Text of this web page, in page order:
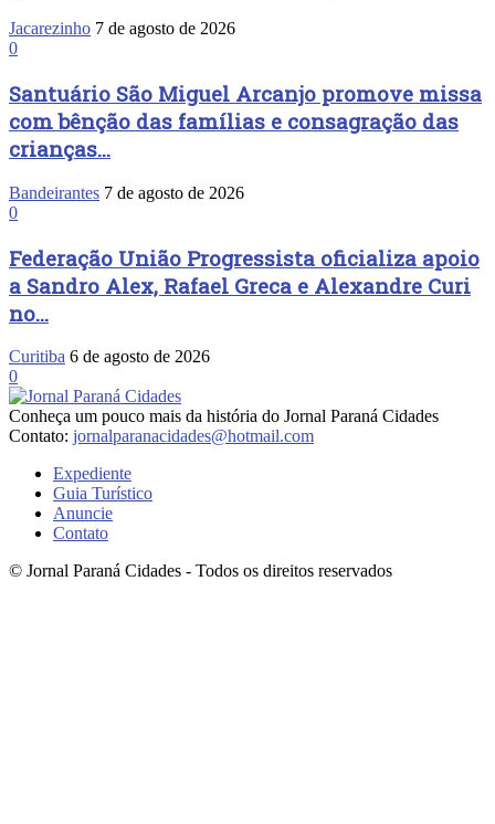
Jacarezinho 7 de agosto de 2026
0
Santuário São Miguel Arcanjo promove missa
com bênção das famílias e consagração das
crianças...
Bandeirantes 7 de agosto de 2026
0
Federação União Progressista oficializa apoio
a Sandro Alex, Rafael Greca e Alexandre Curi
no...
Curitiba 6 de agosto de 2026
0
Conheça um pouco mais da história do Jornal Paraná Cidades
Contato: jornalparanacidades@hotmail.com
Expediente
Guia Turístico
Anuncie
Contato
© Jornal Paraná Cidades - Todos os direitos reservados